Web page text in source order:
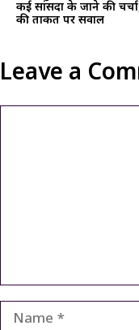
कई सांसदों के जाने की चर्चा,
की ताकत पर सवाल
Leave a
Name